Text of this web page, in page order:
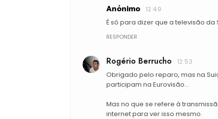
Anónimo 12:49
É só para dizer que a televisão da
RESPONDER
Rogério Berrucho 12:53
Obrigado pelo reparo, mas na
participam na Eurovisão...
Mas no que se refere à
internet para ver isso mesmo.